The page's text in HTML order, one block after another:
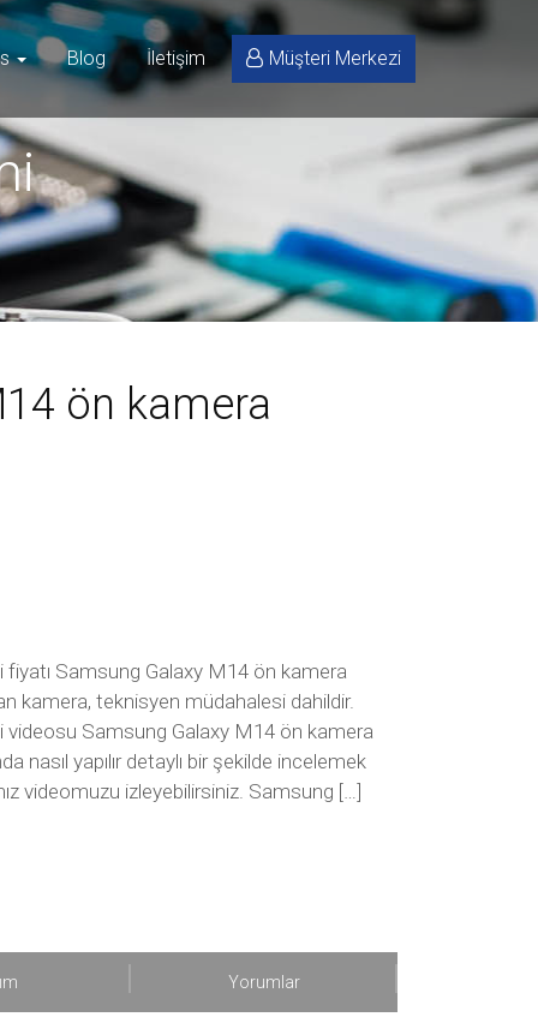
Blog İletişim Müşteri Merkezi
ön kamera
Samsung Galaxy M14 ön kamera
kamera, teknisyen müdahalesi dahildir.
Samsung Galaxy M14 ön kamera
nasıl yapılır detaylı bir şekilde incelemek
videomuzu izleyebilirsiniz. Samsung […]
Yorumlar